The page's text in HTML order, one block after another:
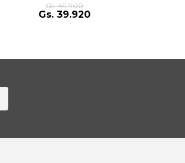
Gs. 49.900
Gs. 39.920